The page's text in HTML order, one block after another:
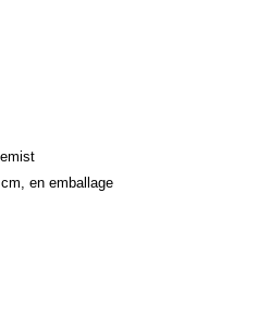
en emballage